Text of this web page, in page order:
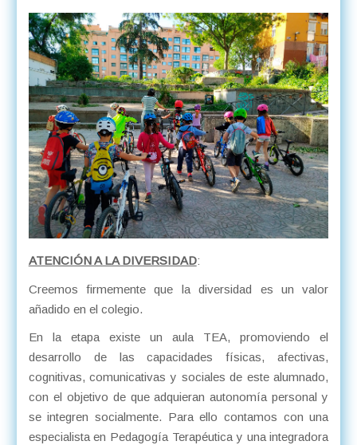
ATENCIÓN A LA DIVERSIDAD:
Creemos firmemente que la diversidad es un valor
añadido en el colegio.
En la etapa existe un aula TEA, promoviendo el
desarrollo de las capacidades físicas, afectivas,
cognitivas, comunicativas y sociales de este alumnado,
con el objetivo de que adquieran autonomía personal y
se integren socialmente. Para ello contamos con una
especialista en Pedagogía Terapéutica y una integradora